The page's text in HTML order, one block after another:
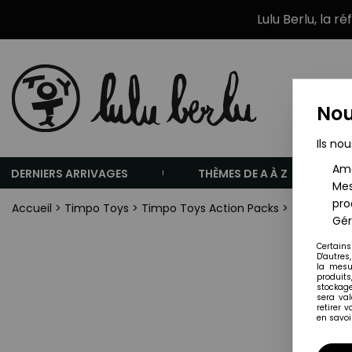
Lulu Berlu, la
DERNIERS ARRIVAGES THÈMES DE A À Z
Accueil > Timpo Toys > Timpo Toys Action Packs > Timpo
Ils
la
sera
retirer
en